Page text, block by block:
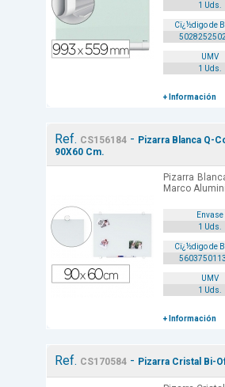
1 Uds.
Cï¿½digo de
UMV
1 Uds.
+ Información
Ref. CS156184 - Pizarra Blanca Q-
90X60 Cm.
Pizarra
Marco
Envase
1 Uds.
Cï¿½digo de
UMV
1 Uds.
+ Información
Ref. CS170584 - Pizarra Cristal Bi-